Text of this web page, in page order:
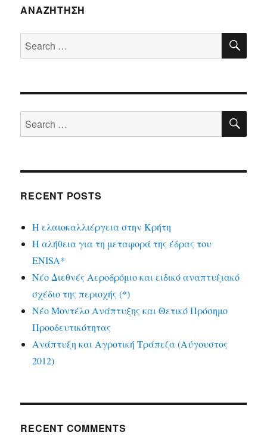
ΑΝΑΖΉΤΗΣΗ
Search
for:
Search
for:
RECENT POSTS
Η ελαιοκαλλιέργεια στην Κρήτη
Η αλήθεια για τη μεταφορά της έδρας του
ENISA*
Νέο Διεθνές Αεροδρόμιο και ειδικό αναπτυξιακό
σχέδιο της περιοχής (*)
Νέο Μοντέλο Ανάπτυξης και Θετικό Πρόσημο
Προοδευτικότητας
Ανάπτυξη και Αγροτική Τράπεζα (Αύγουστος
2012)
RECENT COMMENTS